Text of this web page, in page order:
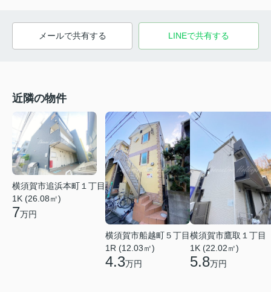
メールで共有する LINEで共有する
近隣の物件
横須賀市追浜本町１丁目
1K (26.08㎡)
7万円
横須賀市船越町５丁目
1R (12.03㎡)
4.3万円
横須賀市鷹取１丁目
1K (22.02㎡)
5.8万円